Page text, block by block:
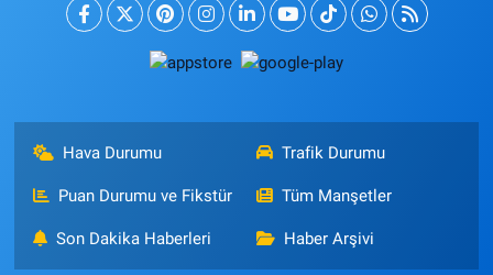
Hava Durumu Trafik Durumu
Puan Durumu ve Fikstür Tüm Manşetler
Son Dakika Haberleri Haber Arşivi